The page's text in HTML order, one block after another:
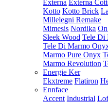
Externa Externa
Kotto Kotto Brick
Millelegni Remake
Mimesis Nordika
Sleek Wood Tele Di
Tele Di Marmo
Marmo Pure Onyx
Marmo Revolution
Energie Ker
Ekxtreme Flatiron
Ennface
Accent Industrial